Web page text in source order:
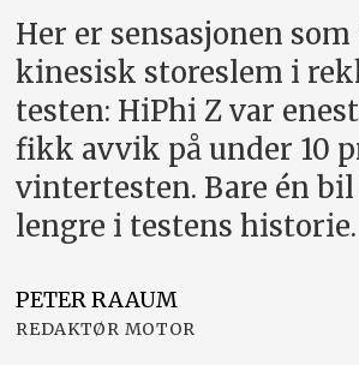
Her er sensasjonen
kinesisk storeslem i
testen: HiPhi Z var
fikk avvik på under 10
vintertesten. Bare én
lengre i testens historie.
PETERRAAUM
REDAKTØR MOTOR